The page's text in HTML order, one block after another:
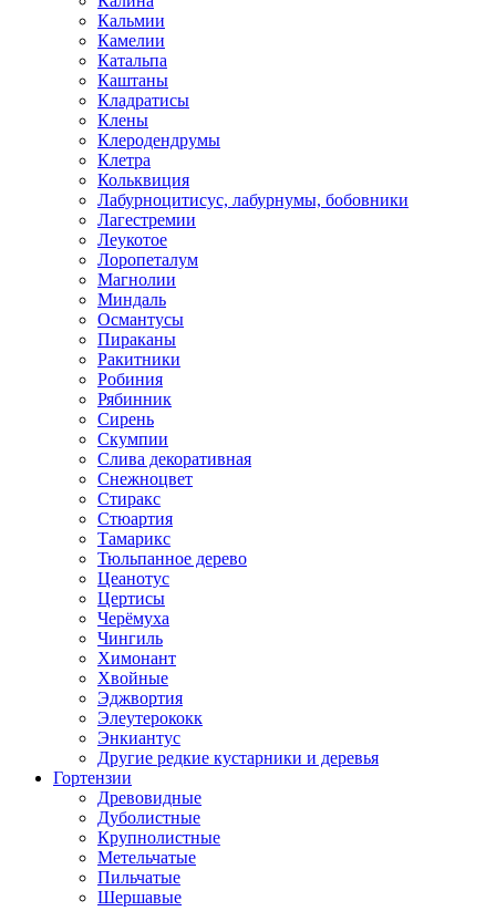
Кальмии
Камелии
Катальпа
Каштаны
Кладратисы
Клены
Клеродендрумы
Клетра
Кольквиция
Лабурноцитисус, лабурнумы, бобовники
Лагестремии
Леукотое
Лоропеталум
Магнолии
Миндаль
Османтусы
Пираканы
Ракитники
Робиния
Рябинник
Сирень
Скумпии
Слива декоративная
Снежноцвет
Стиракс
Стюартия
Тамарикс
Тюльпанное дерево
Цеанотус
Цертисы
Черёмуха
Чингиль
Химонант
Хвойные
Эджвортия
Элеутерококк
Энкиантус
Другие редкие кустарники и деревья
Гортензии
Древовидные
Дуболистные
Крупнолистные
Метельчатые
Пильчатые
Шершавые